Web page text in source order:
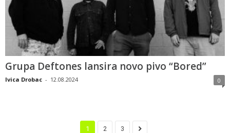
Grupa Deftones lansira novo pivo “Bored”
Ivica Drobac - 12.08.2024 0
1 2 3